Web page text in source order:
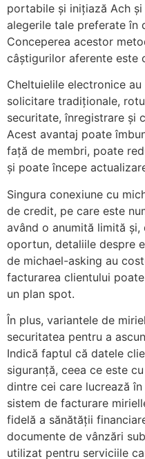
portabile și inițiază Ach
alegerile tale preferate în
Conceperea acestor
câștigurilor aferente este
Cheltuielile electronice
solicitare tradiționale,
securitate, înregistrare și
Acest avantaj poate
față de membri, poate
și poate începe
Singura conexiune cu
de credit, pe care este
având o anumită limită și,
oportun, detaliile despre
de michael-asking au
facturarea clientului
un plan spot.
În plus, variantele de
securitatea pentru a
Indică faptul că datele
siguranță, ceea ce este
dintre cei care lucrează
sistem de facturare
fidelă a sănătății
documente de vânzări
utilizat pentru serviciile